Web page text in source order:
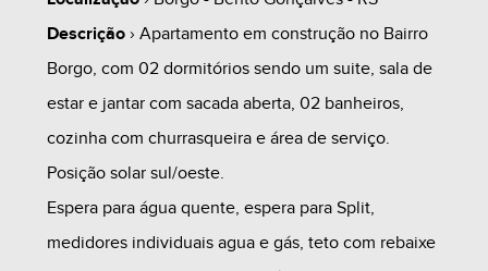
Descrição› Apartamento em construção no Bairro
Borgo, com 02 dormitórios sendo um suite, sala de
estar e jantar com sacada aberta, 02 banheiros,
cozinha com churrasqueira e área de serviço.
Posição solar sul/oeste.
Espera para água quente, espera para Split,
medidores individuais agua e gás, teto com rebaixe